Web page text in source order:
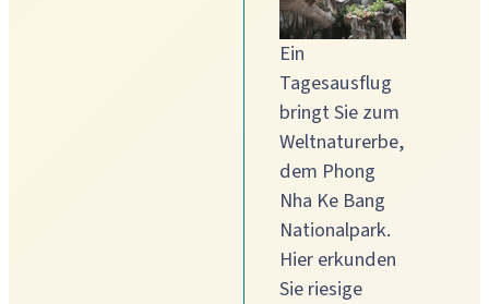
Ein
Tagesausflug
bringt Sie zum
Weltnaturerbe,
dem Phong
Nha Ke Bang
Nationalpark.
Hier erkunden
Sie riesige